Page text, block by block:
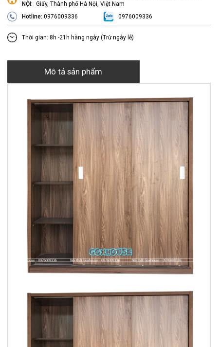
NỘI: Giấy, Thành phố Hà Nội, Việt Nam
Hotline: 0976009336 0976009336
Thời gian: 8h -21h hàng ngày (Trừ ngày lễ)
Mô tả sản phẩm